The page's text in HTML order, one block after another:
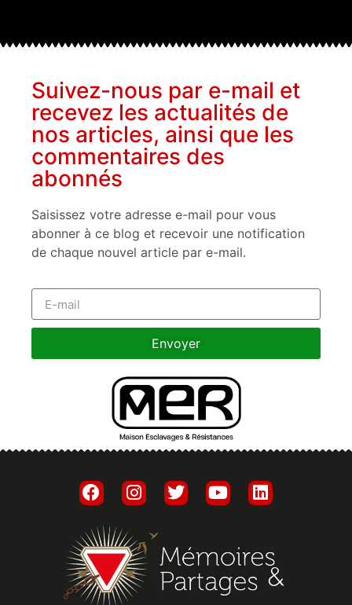
Suivez-nous par e-mail et
recevez les actualités de
nos articles, ainsi que les
commentaires des
abonnés
Saisissez votre adresse e-mail pour vous
abonner à ce blog et recevoir une notification
de chaque nouvel article par e-mail.
Envoyer